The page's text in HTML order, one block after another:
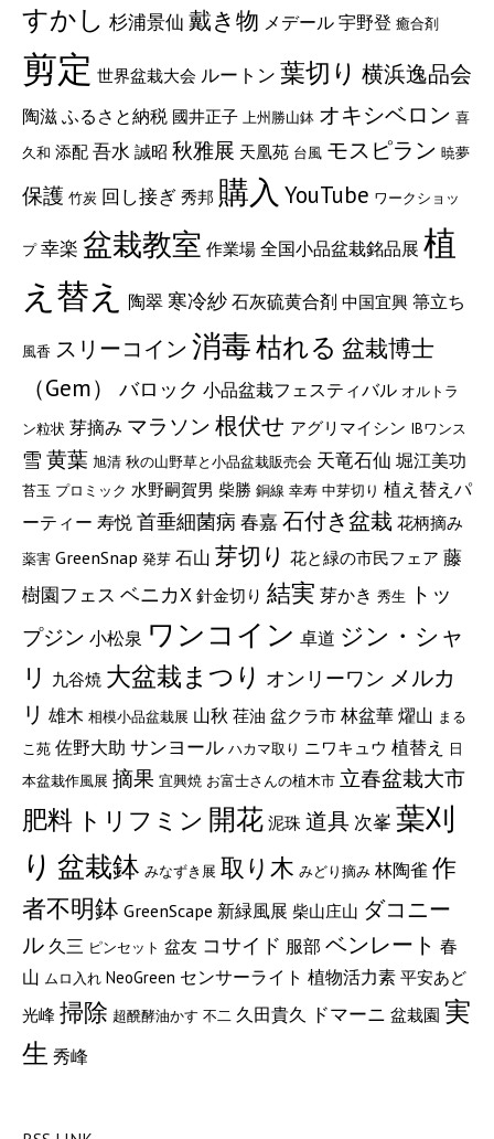
すかし 杉浦景仙 戴き物 メデール宇野登 癒合剤
剪定 世界盆栽大会 ルートン 葉切り 横浜逸品会
陶滋ふるさと納税 國井正子 上州勝山鉢 オキシベロン 喜
久和 添配 吾水 誠昭 秋雅展 天凰苑 台風 モスピラン 暁夢
保護 竹炭 回し接ぎ 秀邦 購入 YouTube ワークショッ
プ 幸楽 盆栽教室 作業場 全国小品盆栽銘品展 植
え替え
陶翠寒冷紗石灰硫黄合剤 中国宜興 箒立ち
風香 スリーコイン 消毒枯れる 盆栽博士
（Gem）
バロック 小品盆栽フェスティバル オルトラ
ン粒状 芽摘み マラソン 根伏せ アグリマイシン IBワンス
雪 黄葉 旭清 秋の山野草と小品盆栽販売会 天竜石仙 堀江美功
苔玉 プロミック 水野嗣賀男 柴勝 銅線 幸寿 中芽切り 植え替えパ
ーティー 寿悦 首垂細菌病 春嘉石付き盆栽 花柄摘み
薬害 GreenSnap 発芽 石山 芽切り 花と緑の市民フェア 藤
樹園フェス ベニカX 針金切り 結実 芽かき 秀生
トッ
プジン 小松泉 ワンコイン 卓道 ジン・シャ
リ 九谷焼 大盆栽まつり オンリーワン メルカ
リ 雄木 相模小品盆栽展 山秋 荏油 盆クラ市 林盆華 燿山 まる
こ苑 佐野大助 サンヨール ハカマ取り ニワキュウ 植替え
日
本盆栽作風展 摘果 宜興焼 お富士さんの植木市 立春盆栽大市
肥料 トリフミン 開花 泥珠 道具 次峯 葉刈
り 盆栽鉢 みなずき展 取り木 みどり摘み 林陶雀 作
者不明鉢 GreenScape 新緑風展 柴山庄山 ダコニー
ル 久三 ピンセット 盆友 コサイド 服部 ベンレート 春
山 ムロ入れ NeoGreen センサーライト 植物活力素 平安あど
光峰 掃除 超醗酵油かす 不二 久田貴久 ドマーニ 盆栽園 実
生 秀峰